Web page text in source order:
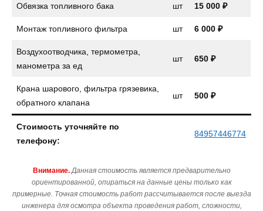
Обвязка топливного бака шт 15 000 ₽
Монтаж топливного фильтра шт 6 000 ₽
Воздухоотводчика, термометра,
манометра за ед
шт 650 ₽
Крана шарового, фильтра грязевика,
обратного клапана
шт 500 ₽
Стоимость уточняйте по
телефону:
84957446774
Внимание. Данная стоимость является предварительно
ориентированной, опираться на данные цены только как
примерные. Точная стоимость работ рассчитывается после выезда
инженера для осмотра объекта проведения работ, сложности,